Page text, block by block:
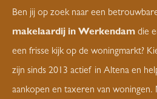
Ben jij op zoek naar een
makelaardij in Werkendam die
een frisse kijk op de woningmarkt?
zijn sinds 2013 actief in Altena en
aankopen en taxeren van